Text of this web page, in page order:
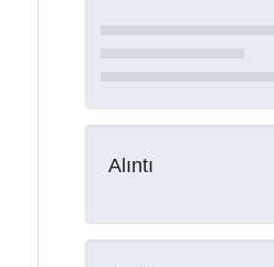
Alıntı